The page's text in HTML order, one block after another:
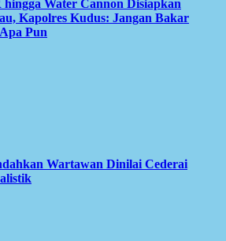
Water Cannon Disiapkan
Kapolres Kudus: Jangan Bakar
Pun
Wartawan Dinilai Cederai